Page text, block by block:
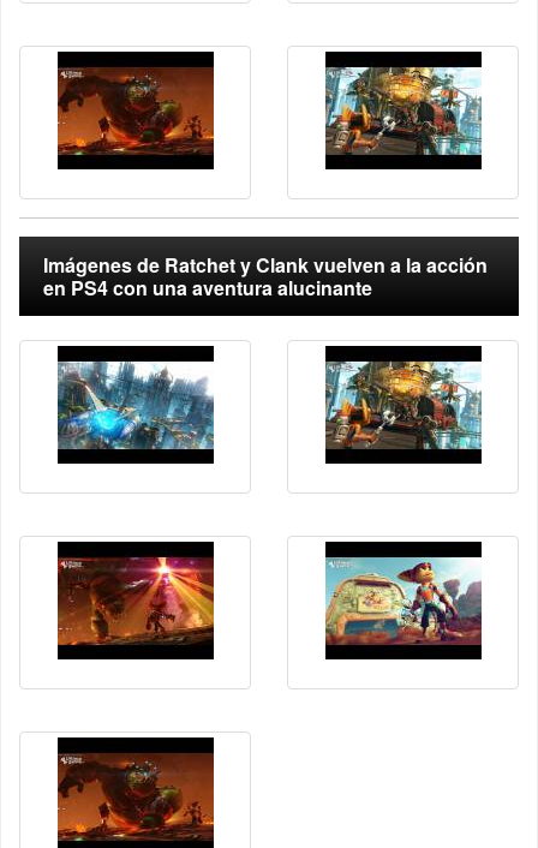
Imágenes de Ratchet y Clank vuelven a la acción
en PS4 con una aventura alucinante